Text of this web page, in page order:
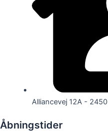
Alliancevej 12A -
Åbningstider